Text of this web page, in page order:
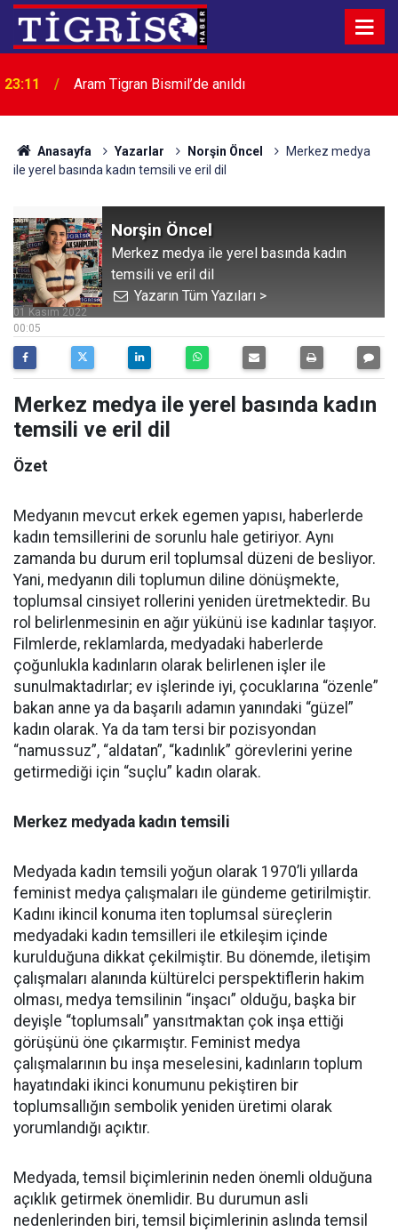
23:11 Aram Tigran Bismil’de anıldı
Anasayfa Yazarlar Norşin Öncel
Merkez medya
ile yerel basında kadın temsili ve eril dil
Norşin Öncel
Merkez medya ile yerel basında kadın
temsili ve eril dil
Yazarın Tüm Yazıları >
00:05
01 Kasım 2022
Merkez medya ile yerel basında kadın
temsili ve eril dil
Özet
Medyanın mevcut erkek egemen yapısı, haberlerde
kadın temsillerini de sorunlu hale getiriyor. Aynı
zamanda bu durum eril toplumsal düzeni de besliyor.
Yani, medyanın dili toplumun diline dönüşmekte,
toplumsal cinsiyet rollerini yeniden üretmektedir. Bu
rol belirlenmesinin en ağır yükünü ise kadınlar taşıyor.
Filmlerde, reklamlarda, medyadaki haberlerde
çoğunlukla kadınların olarak belirlenen işler ile
sunulmaktadırlar; ev işlerinde iyi, çocuklarına “özenle”
bakan anne ya da başarılı adamın yanındaki “güzel”
kadın olarak. Ya da tam tersi bir pozisyondan
“namussuz”, “aldatan”, “kadınlık” görevlerini yerine
getirmediği için “suçlu” kadın olarak.
Merkez medyada kadın temsili
Medyada kadın temsili yoğun olarak 1970’li yıllarda
feminist medya çalışmaları ile gündeme getirilmiştir.
Kadını ikincil konuma iten toplumsal süreçlerin
medyadaki kadın temsilleri ile etkileşim içinde
kurulduğuna dikkat çekilmiştir. Bu dönemde, iletişim
çalışmaları alanında kültürelci perspektiflerin hakim
olması, medya temsilinin “inşacı” olduğu, başka bir
deyişle “toplumsalı” yansıtmaktan çok inşa ettiği
görüşünü öne çıkarmıştır. Feminist medya
çalışmalarının bu inşa meselesini, kadınların toplum
hayatındaki ikinci konumunu pekiştiren bir
toplumsallığın sembolik yeniden üretimi olarak
yorumlandığı açıktır.
Medyada, temsil biçimlerinin neden önemli olduğuna
açıklık getirmek önemlidir. Bu durumun asli
nedenlerinden biri, temsil biçimlerinin aslında temsil